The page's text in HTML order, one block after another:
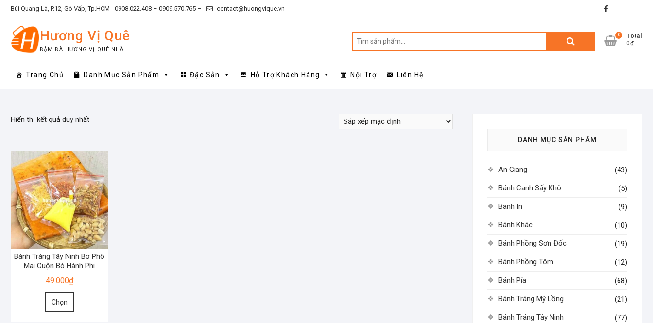
Skip
content
Bùi Quang Là, P.12, Gò Vấp, Tp.HCM 0908.022.408 – 0909.570.765 – contact@huongvique.vn facebook
Hương Vị Quê
ĐẬM ĐÀ HƯƠNG VỊ QUÊ NHÀ
0
Total
0₫
Trang Chủ Danh Mục Sản Phẩm Đặc Sản Hỗ Trợ Khách Hàng Nội Trợ Liên Hệ
Hiển thị kết quả duy nhất
Bánh Tráng Tây Ninh Bơ Phô
Mai Cuộn Bò Hành Phi
49.000₫
Chọn
Sản
DANH MỤC SẢN PHẨM
An Giang (43)
Bánh Canh Sấy Khô (5)
Bánh In (9)
Bánh Khác (10)
Bánh Phồng Sơn Đốc (19)
Bánh Phồng Tôm (12)
Bánh Pía (68)
Bánh Tráng Mỹ Lồng (21)
Bánh Tráng Tây Ninh (77)